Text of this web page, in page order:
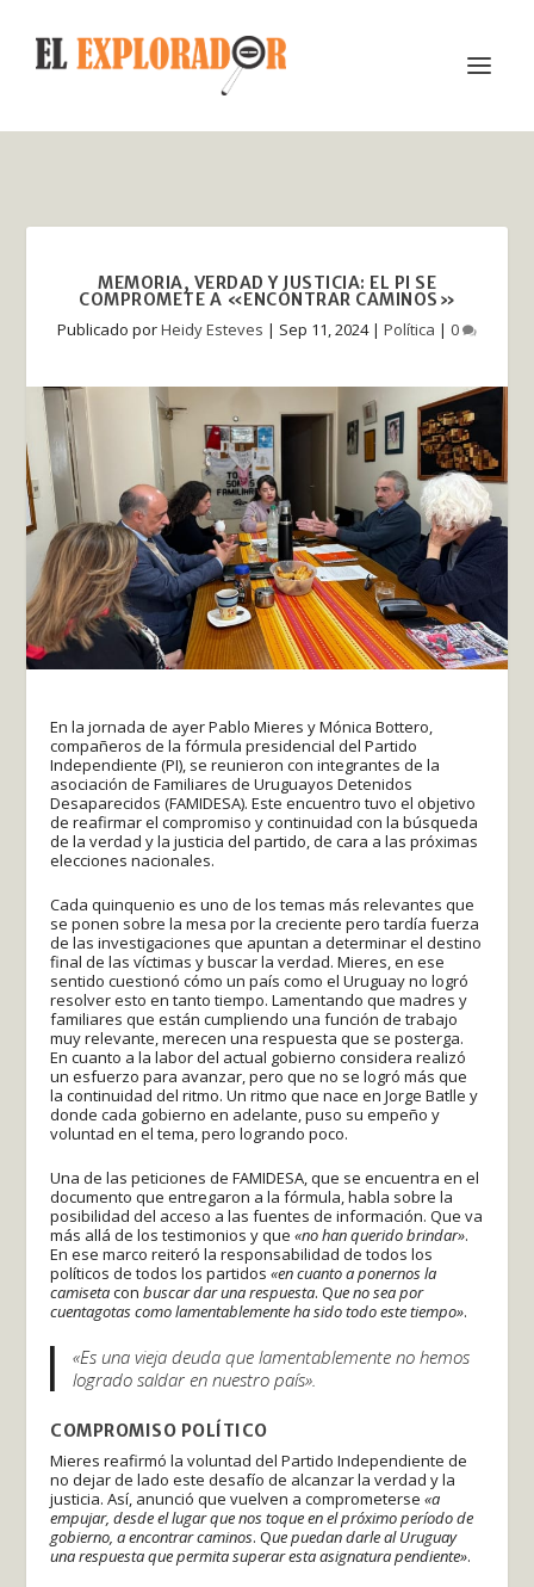
MEMORIA, VERDAD Y JUSTICIA: EL PI SE
COMPROMETE A «ENCONTRAR CAMINOS»
Publicado porHeidy Esteves | Sep 11, 2024| Política | 0
En la jornada de ayer Pablo Mieres y Mónica Bottero,
compañeros de la fórmula presidencial del Partido
Independiente (PI), se reunieron con integrantes de la
asociación de Familiares de Uruguayos Detenidos
Desaparecidos (FAMIDESA). Este encuentro tuvo el objetivo
de reafirmar el compromiso y continuidad con la búsqueda
de la verdad y la justicia del partido, de cara a las próximas
elecciones nacionales.
Cada quinquenio es uno de los temas más relevantes que
se ponen sobre la mesa por la creciente pero tardía fuerza
de las investigaciones que apuntan a determinar el destino
final de las víctimas y buscar la verdad. Mieres, en ese
sentido cuestionó cómo un país como el Uruguay no logró
resolver esto en tanto tiempo. Lamentando que madres y
familiares que están cumpliendo una función de trabajo
muy relevante, merecen una respuesta que se posterga.
En cuanto a la labor del actual gobierno considera realizó
un esfuerzo para avanzar, pero que no se logró más que
la continuidad del ritmo. Un ritmo que nace en Jorge Batlle y
donde cada gobierno en adelante, puso su empeño y
voluntad en el tema, pero logrando poco.
Una de las peticiones de FAMIDESA, que se encuentra en el
documento que entregaron a la fórmula, habla sobre la
posibilidad del acceso a las fuentes de información. Que va
más allá de los testimonios y que«no han querido brindar».
En ese marco reiteró la responsabilidad de todos los
políticos de todos los partidos«en cuanto a ponernos la
camisetacon buscar dar una respuesta. Que no sea por
cuentagotas como lamentablemente ha sido todo este tiempo».
«Es una vieja deuda que lamentablemente no hemos
logrado saldar en nuestro país».
COMPROMISO POLÍTICO
Mieres reafirmó la voluntad del Partido Independiente de
no dejar de lado este desafío de alcanzar la verdad y la
justicia. Así, anunció que vuelven a comprometerse«a
empujar, desde el lugar que nos toque en el próximo período de
gobierno, a encontrar caminos. Que puedan darle al Uruguay
una respuesta que permita superar esta asignatura pendiente».